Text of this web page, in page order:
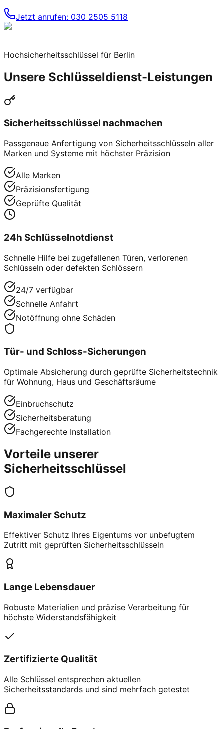
Jetzt anrufen: 030 2505 5118
Hochsicherheitsschlüssel für Berlin
Unsere Schlüsseldienst-Leistungen
Sicherheitsschlüssel nachmachen
Passgenaue Anfertigung von Sicherheitsschlüsseln aller
Marken und Systeme mit höchster Präzision
Alle Marken
Präzisionsfertigung
Geprüfte Qualität
24h Schlüsselnotdienst
Schnelle Hilfe bei zugefallenen Türen, verlorenen
Schlüsseln oder defekten Schlössern
24/7 verfügbar
Schnelle Anfahrt
Notöffnung ohne Schäden
Tür- und Schloss-Sicherungen
Optimale Absicherung durch geprüfte Sicherheitstechnik
für Wohnung, Haus und Geschäftsräume
Einbruchschutz
Sicherheitsberatung
Fachgerechte Installation
Vorteile unserer
Sicherheitsschlüssel
Maximaler Schutz
Effektiver Schutz Ihres Eigentums vor unbefugtem
Zutritt mit geprüften Sicherheitsschlüsseln
Lange Lebensdauer
Robuste Materialien und präzise Verarbeitung für
höchste Widerstandsfähigkeit
Zertifizierte Qualität
Alle Schlüssel entsprechen aktuellen
Sicherheitsstandards und sind mehrfach getestet